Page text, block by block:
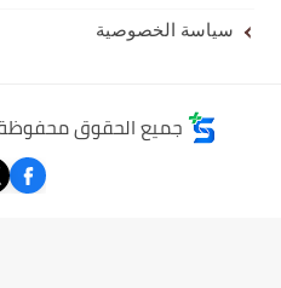
سياسة الخصوصية
جميع الحقوق محفوظة ©